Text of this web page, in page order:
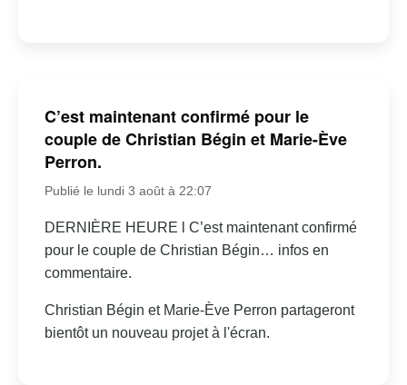
C’est maintenant confirmé pour le
couple de Christian Bégin et Marie-Ève
Perron.
Publié le lundi 3 août à 22:07
DERNIÈRE HEURE l C’est maintenant confirmé
pour le couple de Christian Bégin… infos en
commentaire.
Christian Bégin et Marie-Ève Perron partageront
bientôt un nouveau projet à l'écran.